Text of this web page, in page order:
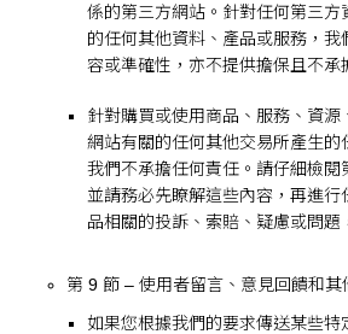
係的第三方網站。針對任何第三方
的任何其他資料、產品或服務，我
容或準確性，亦不提供擔保且不承
針對購買或使用商品、服務、資源
網站有關的任何其他交易所產生的
我們不承擔任何責任。請仔細檢閱
並請務必先瞭解這些內容，再進
品相關的投訴、索賠、疑慮或問題
第 9 節 – 使用者留言、意見回饋和其
如果您根據我們的要求傳送某些特